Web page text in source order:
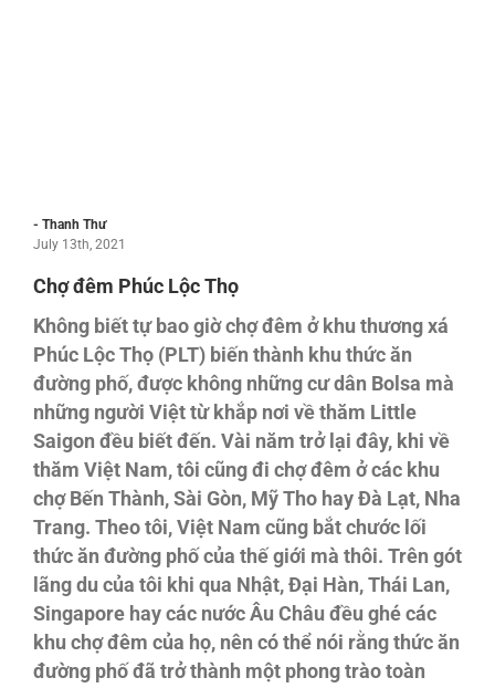
- Thanh Thư
July 13th, 2021
Chợ đêm Phúc Lộc Thọ
Không biết tự bao giờ chợ đêm ở khu thương xá
Phúc Lộc Thọ (PLT) biến thành khu thức ăn
đường phố, được không những cư dân Bolsa mà
những người Việt từ khắp nơi về thăm Little
Saigon đều biết đến. Vài năm trở lại đây, khi về
thăm Việt Nam, tôi cũng đi chợ đêm ở các khu
chợ Bến Thành, Sài Gòn, Mỹ Tho hay Đà Lạt, Nha
Trang. Theo tôi, Việt Nam cũng bắt chước lối
thức ăn đường phố của thế giới mà thôi. Trên gót
lãng du của tôi khi qua Nhật, Đại Hàn, Thái Lan,
Singapore hay các nước Âu Châu đều ghé các
khu chợ đêm của họ, nên có thể nói rằng thức ăn
đường phố đã trở thành một phong trào toàn